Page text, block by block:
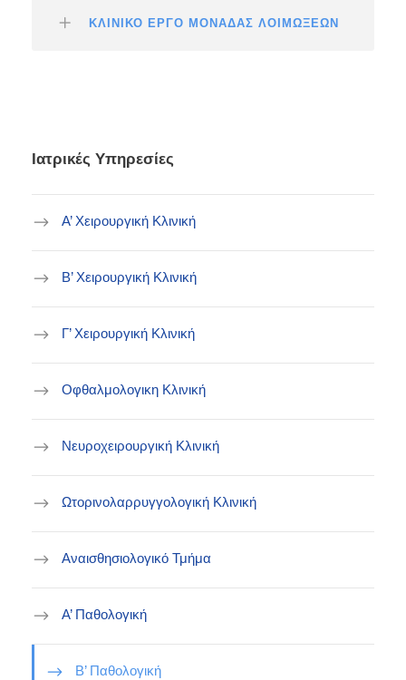
ΚΛΙΝΙΚΟ ΕΡΓΟ ΜΟΝΑΔΑΣ ΛΟΙΜΩΞΕΩΝ
Ιατρικές Υπηρεσίες
Α’ Χειρουργική Κλινική
B’ Χειρουργική Κλινική
Γ’ Χειρουργική Κλινική
Οφθαλμολογικη Κλινική
Νευροχειρουργική Κλινική
Ωτορινολαρρυγγολογική Κλινική
Αναισθησιολογικό Τμήμα
Α’ Παθολογική
Β’ Παθολογική